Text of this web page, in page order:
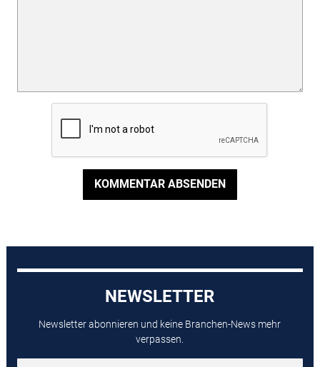
KOMMENTAR ABSENDEN
NEWSLETTER
Newsletter abonnieren und keine Branchen-News mehr
verpassen.